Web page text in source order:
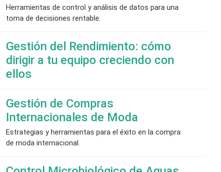
Herramientas de control y análisis de datos para una
toma de decisiones rentable.
Gestión del Rendimiento: cómo
dirigir a tu equipo creciendo con
ellos
Gestión de Compras
Internacionales de Moda
Estrategias y herramientas para el éxito en la compra
de moda internacional.